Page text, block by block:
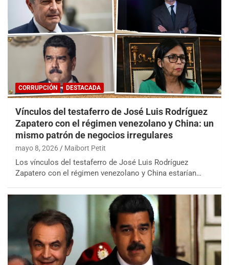
CORRUPCIÓN DESTACADA
Vínculos del testaferro de José Luis Rodríguez
Zapatero con el régimen venezolano y China: un
mismo patrón de negocios irregulares
mayo 8, 2026 Maibort Petit
Los vínculos del testaferro de José Luis Rodríguez
Zapatero con el régimen venezolano y China estarían…